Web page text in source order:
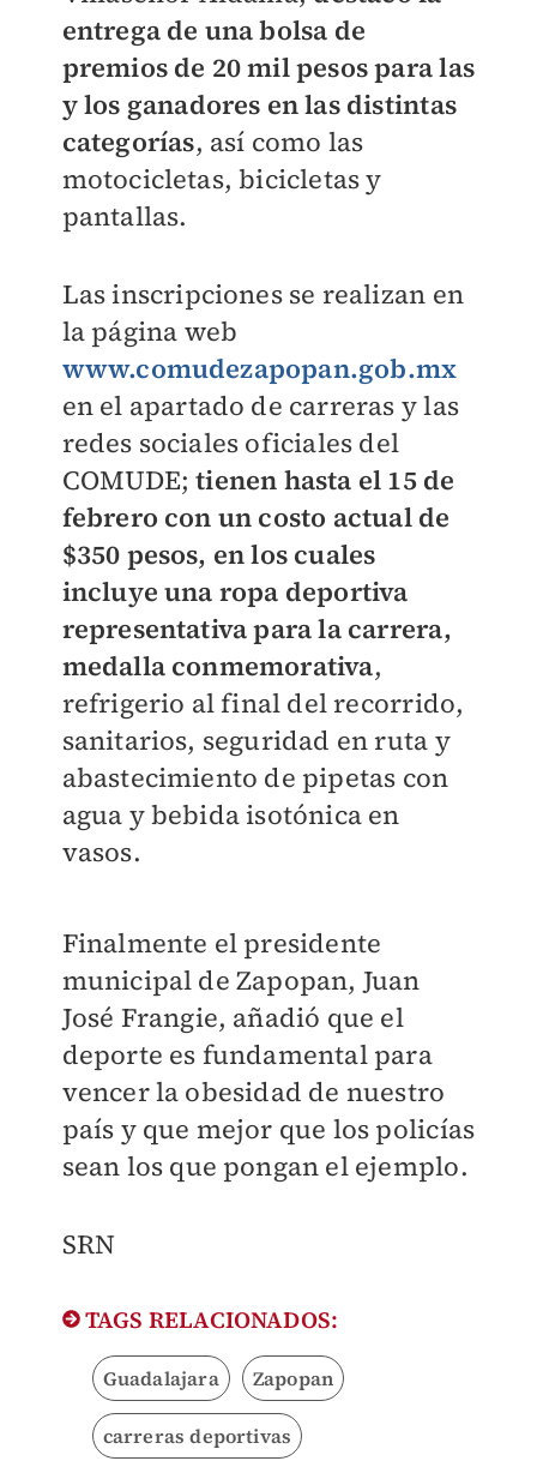
entrega de una bolsa de
premios de 20 mil pesos para las
y los ganadores en las distintas
categorías, así como las
motocicletas, bicicletas y
pantallas.
Las inscripciones se realizan en
la página web
www.comudezapopan.gob.mx
en el apartado de carreras y las
redes sociales oficiales del
COMUDE;tienen hasta el 15 de
febrero con un costo actual de
$350 pesos, en los cuales
incluye una ropa deportiva
representativa para la carrera,
medalla conmemorativa,
refrigerio al final del recorrido,
sanitarios, seguridad en ruta y
abastecimiento de pipetas con
agua y bebida isotónica en
vasos.
Finalmente el presidente
municipal de Zapopan, Juan
José Frangie, añadió que el
deporte es fundamental para
vencer la obesidad de nuestro
país y que mejor que los policías
sean los que pongan el ejemplo.
SRN
TAGS RELACIONADOS:
Guadalajara Zapopan
carreras deportivas